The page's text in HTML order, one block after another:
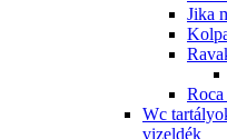
Jika
Wc
vizeldék